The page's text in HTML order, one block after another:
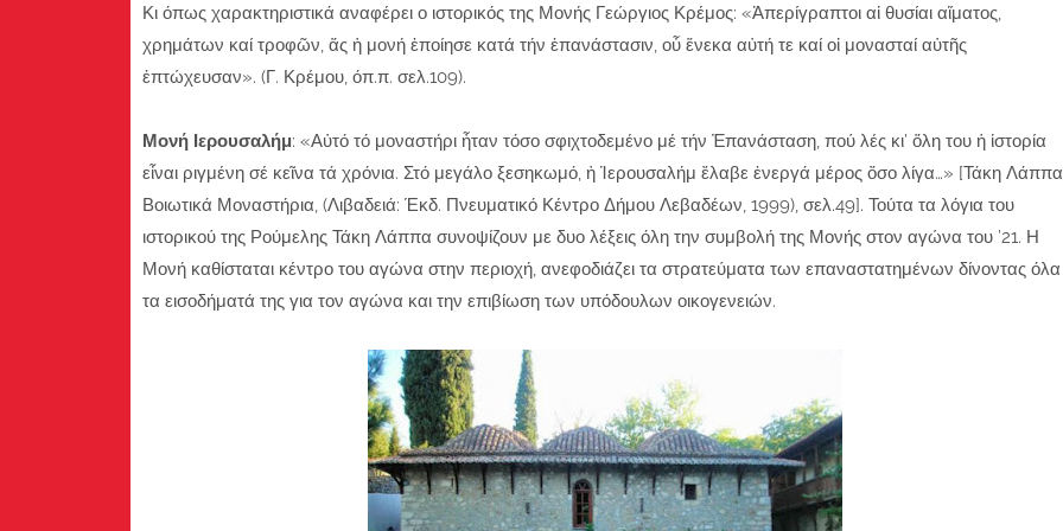
Κι όπως χαρακτηριστικά αναφέρει ο ιστορικός της Μονής Γεώργιος Κρέμος: «Ἀπερίγραπτοι αἱ θυσίαι αἵματος,
χρημάτων καί τροφῶν, ἅς ἡ μονή ἐποίησε κατά τήν ἐπανάστασιν, οὗ ἕνεκα αὐτή τε καί οἱ μονασταί αὐτῆς
ἐπτώχευσαν». (Γ. Κρέμου, όπ.π. σελ.109).
Μονή Ιερουσαλήμ: «Αὐτό τό μοναστήρι ἦταν τόσο σφιχτοδεμένο μέ τήν Ἐπανάσταση, πού λές κι’ ὅλη του ἡ ἱστορία
εἶναι ριγμένη σέ κεῖνα τά χρόνια. Στό μεγάλο ξεσηκωμό, ἡ Ἱερουσαλήμ ἔλαβε ἐνεργά μέρος ὅσο λίγα…» [Τάκη
Βοιωτικά Μοναστήρια, (Λιβαδειά: Έκδ. Πνευματικό Κέντρο Δήμου Λεβαδέων, 1999), σελ.49]. Τούτα τα λόγια του
ιστορικού της Ρούμελης Τάκη Λάππα συνοψίζουν με δυο λέξεις όλη την συμβολή της Μονής στον αγώνα του ’21. Η
Μονή καθίσταται κέντρο του αγώνα στην περιοχή, ανεφοδιάζει τα στρατεύματα των επαναστατημένων δίνοντας όλα
τα εισοδήματά της για τον αγώνα και την επιβίωση των υπόδουλων οικογενειών.